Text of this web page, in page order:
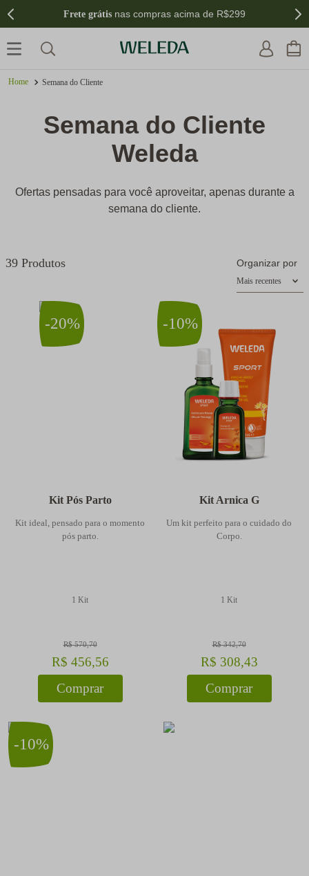
Frete grátis nas compras acima de R$299
Semana do Cliente
Semana do Cliente
Weleda
Ofertas pensadas para você aproveitar, apenas durante a
semana do cliente.
39 Produtos Organizar por
Mais recentes
-20%
Kit Pós Parto
Kit ideal, pensado para o momento
pós parto.
1 Kit
R$ 570,70
R$ 456,56
Comprar
-10%
Kit Arnica G
Um kit perfeito para o cuidado do
Corpo.
1 Kit
R$ 342,70
R$ 308,43
Comprar
-10%